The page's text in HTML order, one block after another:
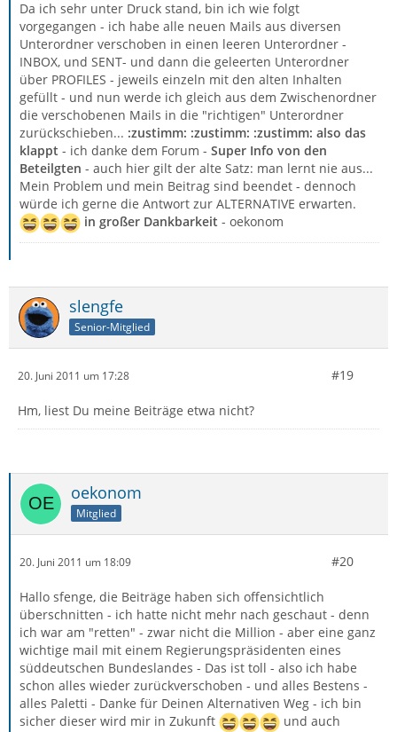
Da ich sehr unter Druck stand, bin ich wie folgt
vorgegangen - ich habe alle neuen Mails aus diversen
Unterordner verschoben in einen leeren Unterordner -
INBOX, und SENT- und dann die geleerten Unterordner
über PROFILES - jeweils einzeln mit den alten Inhalten
gefüllt - und nun werde ich gleich aus dem Zwischenordner
die verschobenen Mails in die "richtigen" Unterordner
zurückschieben... :zustimm: :zustimm: :zustimm: also das
klappt - ich danke dem Forum - Super Info von den
Beteilgten - auch hier gilt der alte Satz: man lernt nie aus...
Mein Problem und mein Beitrag sind beendet - dennoch
würde ich gerne die Antwort zur ALTERNATIVE erwarten.
in großer Dankbarkeit - oekonom
slengfe
Senior-Mitglied
20. Juni 2011 um 17:28 #19
Hm, liest Du meine Beiträge etwa nicht?
oekonom
Mitglied
20. Juni 2011 um 18:09 #20
Hallo sfenge, die Beiträge haben sich offensichtlich
überschnitten - ich hatte nicht mehr nach geschaut - denn
ich war am "retten" - zwar nicht die Million - aber eine ganz
wichtige mail mit einem Regierungspräsidenten eines
süddeutschen Bundeslandes - Das ist toll - also ich habe
schon alles wieder zurückverschoben - und alles Bestens -
alles Paletti - Danke für Deinen Alternativen Weg - ich bin
sicher dieser wird mir in Zukunft
und auch